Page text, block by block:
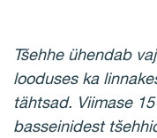
Tšehhe ühendab
looduses ka
tähtsad. Viimase
basseinidest